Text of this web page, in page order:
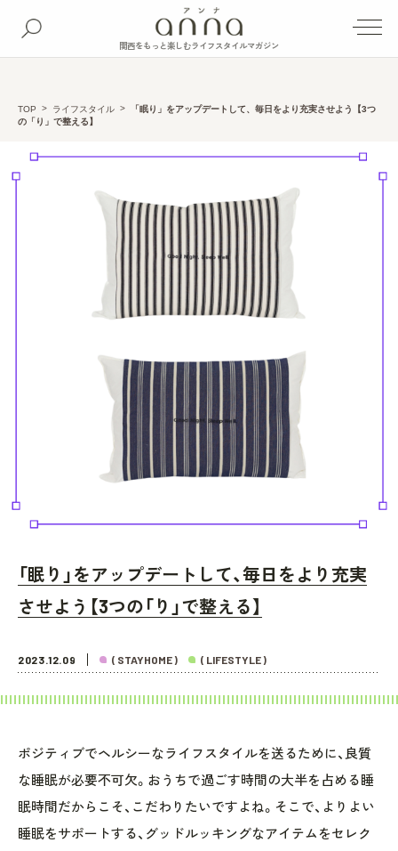
関西をもっと楽しむライフスタイルマガジン
TOP ライフスタイル
「眠り」をアップデートして、毎日をより充実させよう【3つ
の「り」で整える】
「眠り」をアップデートして、毎日をより充実
させよう【3つの「り」で整える】
2023.12.09 ( STAYHOME ) ( LIFESTYLE )
ポジティブでヘルシーなライフスタイルを送るために、良質
な睡眠が必要不可欠。おうちで過ごす時間の大半を占める睡
眠時間だからこそ、こだわりたいですよね。そこで、よりよい
睡眠をサポートする、グッドルッキングなアイテムをセレク